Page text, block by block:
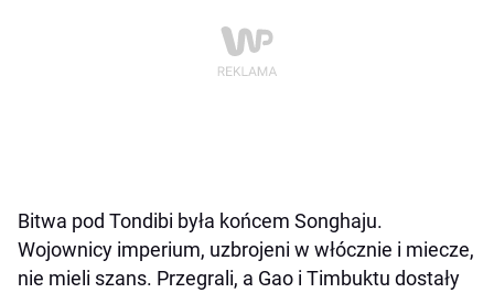
Bitwa pod Tondibi była końcem Songhaju.
Wojownicy imperium, uzbrojeni w włócznie i miecze,
nie mieli szans. Przegrali, a Gao i Timbuktu dostały